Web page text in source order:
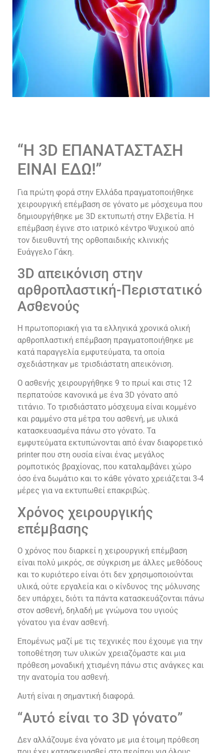
“H 3D ΕΠΑΝΑΤΑΣΤΑΣΗ
ΕΙΝΑΙ ΕΔΩ!”
Για πρώτη φορά στην Ελλάδα πραγματοποιήθηκε
χειρουργική επέμβαση σε γόνατο με μόσχευμα που
δημιουργήθηκε με 3D εκτυπωτή στην Ελβετία. Η
επέμβαση έγινε στο ιατρικό κέντρο Ψυχικού από
τον διευθυντή της ορθοπαιδικής κλινικής
Ευάγγελο Γάκη.
3D απεικόνιση στην
αρθροπλαστική-Περιστατικό
Ασθενούς
Η πρωτοποριακή για τα ελληνικά χρονικά ολική
αρθροπλαστική επέμβαση πραγματοποιήθηκε με
κατά παραγγελία εμφυτεύματα, τα οποία
σχεδιάστηκαν με τρισδιάστατη απεικόνιση.
Ο ασθενής χειρουργήθηκε 9 το πρωί και στις 12
περπατούσε κανονικά με ένα 3D γόνατο από
τιτάνιο. Το τρισδιάστατο μόσχευμα είναι κομμένο
και ραμμένο στα μέτρα του ασθενή, με υλικά
κατασκευασμένα πάνω στο γόνατο. Τα
εμφυτεύματα εκτυπώνονται από έναν διαφορετικό
printer που στη ουσία είναι ένας μεγάλος
ρομποτικός βραχίονας, που καταλαμβάνει χώρο
όσο ένα δωμάτιο και το κάθε γόνατο χρειάζεται 3-4
μέρες για να εκτυπωθεί επακριβώς.
Χρόνος χειρουργικής
επέμβασης
Ο χρόνος που διαρκεί η χειρουργική επέμβαση
είναι πολύ μικρός, σε σύγκριση με άλλες μεθόδους
και το κυριότερο είναι ότι δεν χρησιμοποιούνται
υλικά, ούτε εργαλεία και ο κίνδυνος της μόλυνσης
δεν υπάρχει, διότι τα πάντα κατασκευάζονται πάνω
στον ασθενή, δηλαδή με γνώμονα του υγιούς
γόνατου για έναν ασθενή.
Επομένως μαζί με τις τεχνικές που έχουμε για την
τοποθέτηση των υλικών χρειαζόμαστε και μια
πρόθεση μοναδική χτισμένη πάνω στις ανάγκες και
την ανατομία του ασθενή.
Αυτή είναι η σημαντική διαφορά.
“Αυτό είναι το 3D γόνατο”
Δεν αλλάζουμε ένα γόνατο με μια έτοιμη πρόθεση